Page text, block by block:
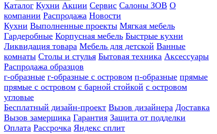
Каталог Кухни Акции Сервис Салоны ЗОВ О
компании Распродажа Новости
Кухни Выполненные проекты Мягкая мебель
Гардеробные Корпусная мебель Быстрые кухни
Ликвидация товара Мебель для детской Ванные
комнаты Столы и стулья Бытовая техника Аксессуары
Распродажа образцов
г-образные г-образные с островом п-образные прямые
прямые с островом с барной стойкой с островом
угловые
Бесплатный дизайн-проект Вызов дизайнера Доставка
Вызов замерщика Гарантия Защита от подделки
Оплата Рассрочка Яндекс сплит